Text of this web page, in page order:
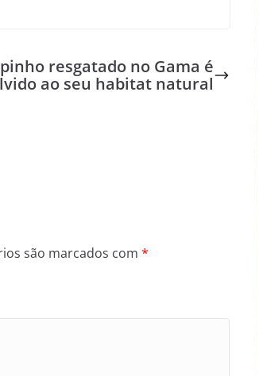
resgatado no Gama é
ao seu habitat natural
são marcados com *